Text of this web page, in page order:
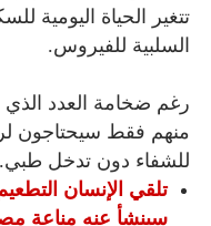
تتغير الحياة اليومية
السلبية للفيروس.
منهم فقط سيحتاجون
للشفاء دون تدخل طبي.
تلقي الإنسان
سينشأ عنه مناعة